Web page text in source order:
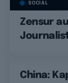
SOCIAL
Zensur
China: